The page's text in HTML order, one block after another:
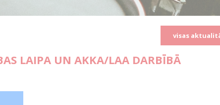
visas
LAIPA UN AKKA/LAA DARBĪBĀ